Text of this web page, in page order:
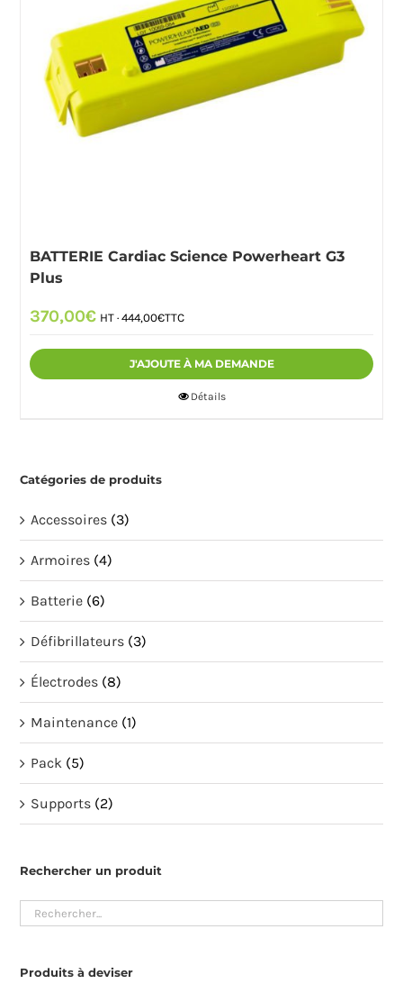
BATTERIE Cardiac Science Powerheart G3
Plus
370,00€ HT ·444,00€TTC
J'AJOUTE À MA DEMANDE
Détails
Catégories de produits
Accessoires (3)
Armoires (4)
Batterie (6)
Défibrillateurs (3)
Électrodes (8)
Maintenance (1)
Pack (5)
Supports (2)
Rechercher un produit
Produits à deviser